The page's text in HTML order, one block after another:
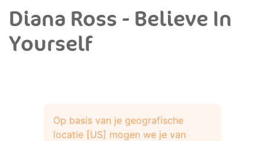
Diana Ross - Believe In
Yourself
Op basis van je geografische
locatie [US] mogen we je van